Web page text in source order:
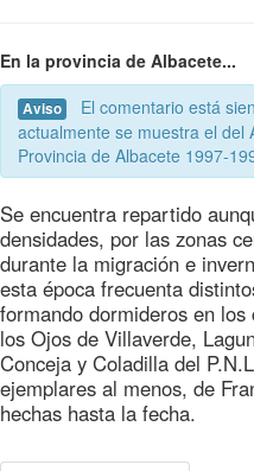
En la provincia de Albacete...
Aviso
actualmente se muestra el del
Provincia de Albacete 1997-
Se encuentra repartido
densidades, por las zonas
durante la migración e
esta época frecuenta
formando dormideros en
los Ojos de Villaverde,
Conceja y Coladilla del
ejemplares al menos, de
hechas hasta la fecha.